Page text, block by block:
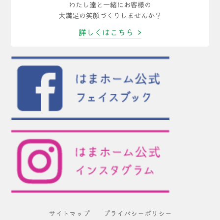
わたし達と一緒にお客様の
大満足の笑顔づくりしませんか？
詳しくはこちら >
サイトマップ プライバシーポリシー